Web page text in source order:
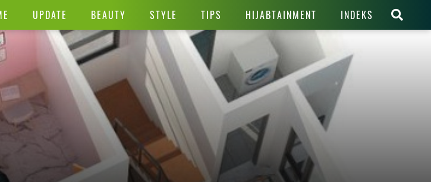
UPDATE BEAUTY STYLE TIPS HIJABTAINMENT INDEKS